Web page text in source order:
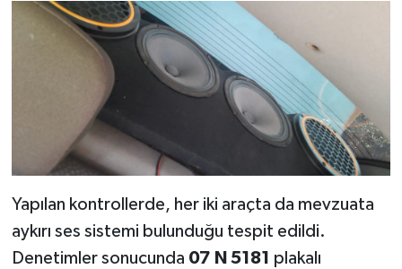
Yapılan kontrollerde, her iki araçta da mevzuata
aykırı ses sistemi bulunduğu tespit edildi.
Denetimler sonucunda 07 N 5181 plakalı